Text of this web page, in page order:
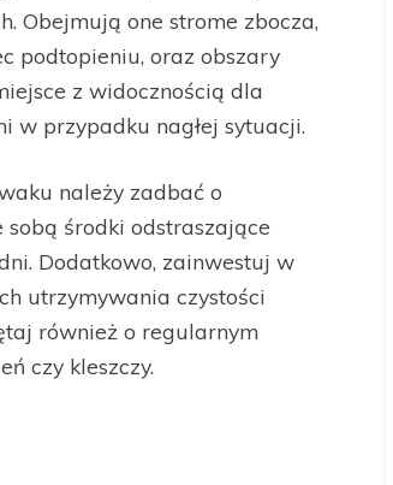
Obejmują one strome zbocza,
podtopieniu, oraz obszary
z widocznością dla
w przypadku nagłej sytuacji.
należy zadbać o
środki odstraszające
Dodatkowo, zainwestuj w
utrzymywania czystości
również o regularnym
czy kleszczy.